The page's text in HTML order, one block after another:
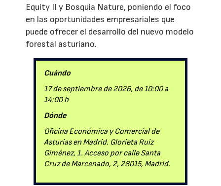
Equity II y Bosquia Nature, poniendo el foco
en las oportunidades empresariales que
puede ofrecer el desarrollo del nuevo modelo
forestal asturiano.
Cuándo
17 de septiembre de 2026, de 10:00 a
14:00 h
Dónde
Oficina Económica y Comercial de
Asturias en Madrid. Glorieta Ruiz
Giménez, 1. Acceso por calle Santa
Cruz de Marcenado, 2, 28015, Madrid.